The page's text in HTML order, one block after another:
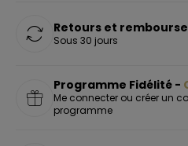
Retours et
Sous 30 jours
Programme Fidélité -
Me connecter ou créer un
programme